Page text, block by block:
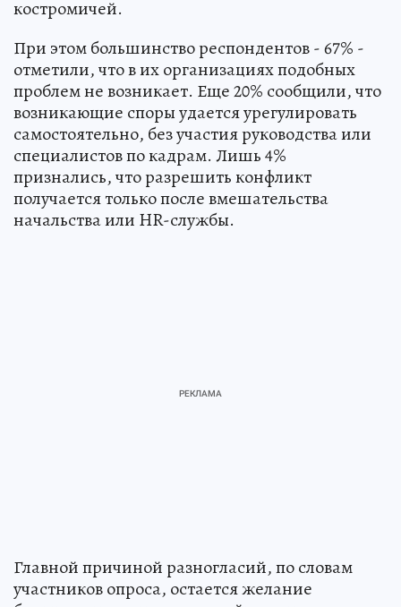
костромичей.
При этом большинство респондентов - 67% -
отметили, что в их организациях подобных
проблем не возникает. Еще 20% сообщили, что
возникающие споры удается урегулировать
самостоятельно, без участия руководства или
специалистов по кадрам. Лишь 4%
признались, что разрешить конфликт
получается только после вмешательства
начальства или HR-службы.
Главной причиной разногласий, по словам
участников опроса, остается желание